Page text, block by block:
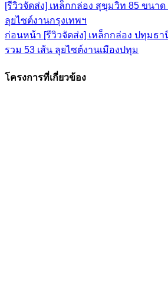
[รีวิวจัดส่ง] เหล็กกล่อง สุขุมวิท 85 ขนา
ลุยไซต์งานกรุงเทพฯ
ก่อนหน้า [รีวิวจัดส่ง] เหล็กกล่อง ปทุมธา
รวม 53 เส้น ลุยไซต์งานเมืองปทุม
โครงการที่เกี่ยวข้อง